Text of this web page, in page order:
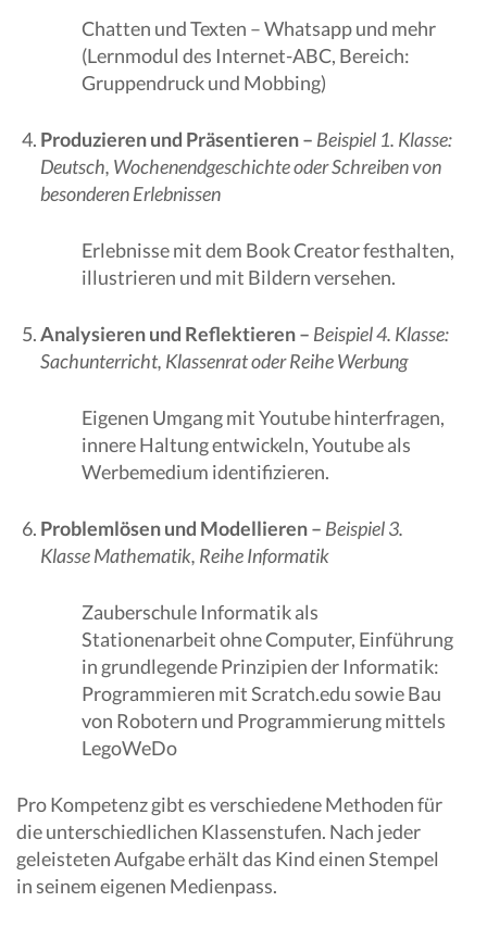
Chatten und Texten – Whatsapp und mehr
(Lernmodul des Internet-ABC, Bereich:
Gruppendruck und Mobbing)
Produzieren und Präsentieren – Beispiel 1. Klasse:
Deutsch, Wochenendgeschichte oder Schreiben von
besonderen Erlebnissen
Erlebnisse mit dem Book Creator festhalten,
illustrieren und mit Bildern versehen.
Analysieren und Reflektieren – Beispiel 4. Klasse:
Sachunterricht, Klassenrat oder Reihe Werbung
Eigenen Umgang mit Youtube hinterfragen,
innere Haltung entwickeln, Youtube als
Werbemedium identifizieren.
Problemlösen und Modellieren – Beispiel 3.
Klasse Mathematik, Reihe Informatik
Zauberschule Informatik als
Stationenarbeit ohne Computer, Einführung
in grundlegende Prinzipien der Informatik:
Programmieren mit Scratch.edu sowie Bau
von Robotern und Programmierung mittels
LegoWeDo
Pro Kompetenz gibt es verschiedene Methoden für
die unterschiedlichen Klassenstufen. Nach jeder
geleisteten Aufgabe erhält das Kind einen Stempel
in seinem eigenen Medienpass.